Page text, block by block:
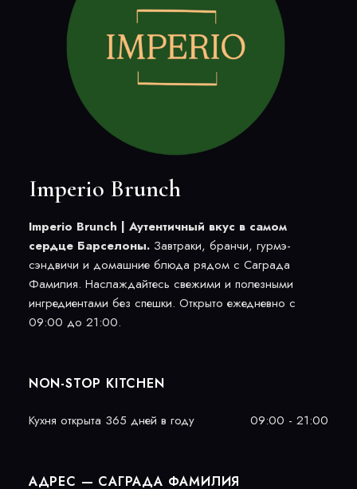
Imperio Brunch
Imperio Brunch | Аутентичный вкус в самом
сердце Барселоны. Завтраки, бранчи, гурмэ-
сэндвичи и домашние блюда рядом с Саграда
Фамилия. Наслаждайтесь свежими и полезными
ингредиентами без спешки. Открыто ежедневно с
09:00 до 21:00.
NON-STOP KITCHEN
Кухня открыта 365 дней в году 09:00 - 21:00
АДРЕС — САГРАДА ФАМИЛИЯ